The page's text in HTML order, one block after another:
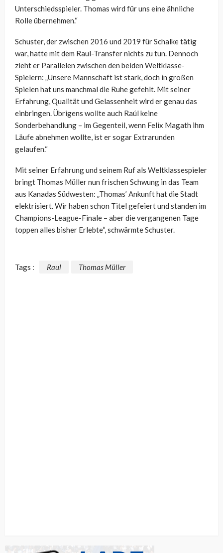
Unterschiedsspieler. Thomas wird für uns eine ähnliche
Rolle übernehmen.“
Schuster, der zwischen 2016 und 2019 für Schalke tätig
war, hatte mit dem Raul-Transfer nichts zu tun. Dennoch
zieht er Parallelen zwischen den beiden Weltklasse-
Spielern: „Unsere Mannschaft ist stark, doch in großen
Spielen hat uns manchmal die Ruhe gefehlt. Mit seiner
Erfahrung, Qualität und Gelassenheit wird er genau das
einbringen. Übrigens wollte auch Raúl keine
Sonderbehandlung – im Gegenteil, wenn Felix Magath ihm
Läufe abnehmen wollte, ist er sogar Extrarunden
gelaufen.“
Mit seiner Erfahrung und seinem Ruf als Weltklassespieler
bringt Thomas Müller nun frischen Schwung in das Team
aus Kanadas Südwesten: „Thomas’ Ankunft hat die Stadt
elektrisiert. Wir haben schon Titel gefeiert und standen im
Champions-League-Finale – aber die vergangenen Tage
toppen alles bisher Erlebte“, schwärmte Schuster.
Tags : Raul Thomas Müller